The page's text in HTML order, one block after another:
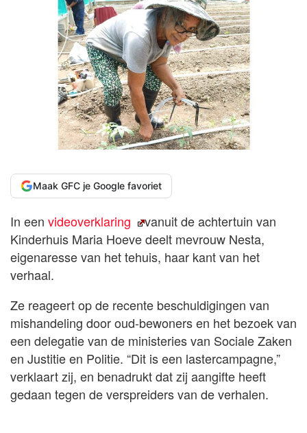
Maak GFC je Google favoriet
In een videoverklaring
vanuit de achtertuin van
Kinderhuis Maria Hoeve deelt mevrouw Nesta,
eigenaresse van het tehuis, haar kant van het
verhaal.
Ze reageert op de recente beschuldigingen van
mishandeling door oud-bewoners en het bezoek van
een delegatie van de ministeries van Sociale Zaken
en Justitie en Politie. “Dit is een lastercampagne,”
verklaart zij, en benadrukt dat zij aangifte heeft
gedaan tegen de verspreiders van de verhalen.